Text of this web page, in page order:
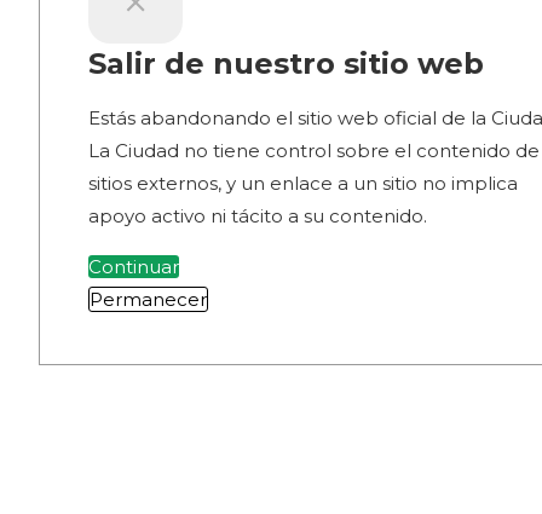
Salir de nuestro sitio web
Estás abandonando el sitio web oficial de la
La Ciudad no tiene control sobre el contenido de
sitios externos, y un enlace a un sitio no implica
apoyo activo ni tácito a su contenido.
Continuar
Permanecer